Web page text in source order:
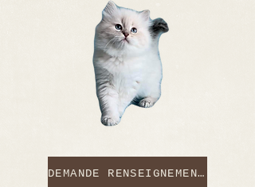
DEMANDE RENSEIGNEMENTS